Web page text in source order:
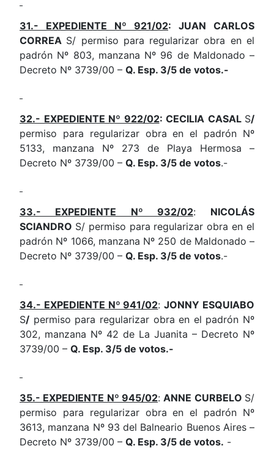
31.- EXPEDIENTE Nº 921/02: JUAN CARLOS
CORREA S/ permiso para regularizar obra en el
padrón Nº 803, manzana Nº 96 de Maldonado –
Decreto Nº 3739/00 – Q. Esp. 3/5 de votos.-
32.- EXPEDIENTE Nº 922/02: CECILIA CASAL S/
permiso para regularizar obra en el padrón Nº
5133, manzana Nº 273 de Playa Hermosa –
Decreto Nº 3739/00 – Q. Esp. 3/5 de votos.-
33.- EXPEDIENTE Nº 932/02: NICOLÁS
SCIANDRO S/ permiso para regularizar obra en el
padrón Nº 1066, manzana Nº 250 de Maldonado –
Decreto Nº 3739/00 – Q. Esp. 3/5 de votos.-
34.- EXPEDIENTE Nº 941/02:JONNY ESQUIABO
S/ permiso para regularizar obra en el padrón Nº
302, manzana Nº 42 de La Juanita – Decreto Nº
3739/00 – Q. Esp. 3/5 de votos.-
35.- EXPEDIENTE Nº 945/02:ANNE CURBELO S/
permiso para regularizar obra en el padrón Nº
3613, manzana Nº 93 del Balneario Buenos Aires –
Decreto Nº 3739/00 – Q. Esp. 3/5 de votos. -